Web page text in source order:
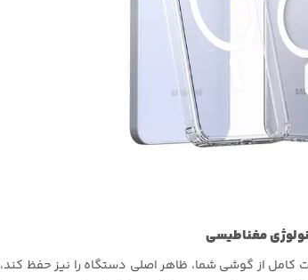
کامل از گوشی شما، ظاهر اصلی دستگاه را نیز حفظ کند،